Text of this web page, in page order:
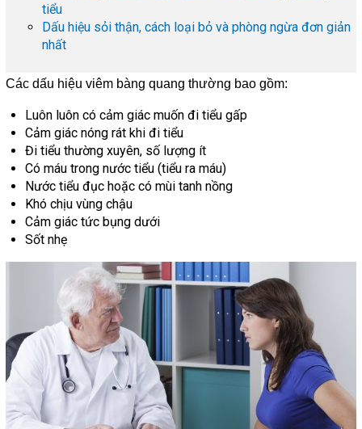
tiểu
Dấu hiệu sỏi thận, cách loại bỏ và phòng ngừa đơn giản
nhất
Các dấu hiệu viêm bàng quang thường bao gồm:
Luôn luôn có cảm giác muốn đi tiểu gấp
Cảm giác nóng rát khi đi tiểu
Đi tiểu thường xuyên, số lượng ít
Có máu trong nước tiểu (tiểu ra máu)
Nước tiểu đục hoặc có mùi tanh nồng
Khó chịu vùng chậu
Cảm giác tức bụng dưới
Sốt nhẹ